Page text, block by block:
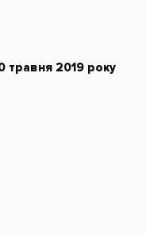
травня 2019 року